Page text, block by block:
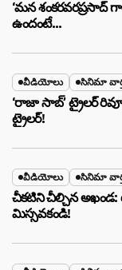
‘మన శంకరవరప్రసాద్
ఉందంటే…
వీడియోలు సినిమా
‘రాజా సాబ్’ ట్రైలర్
ట్రైలర్!
వీడియోలు సినిమా
చీకటిని చీల్చిన అఖండ:
మిస్సవకండి!